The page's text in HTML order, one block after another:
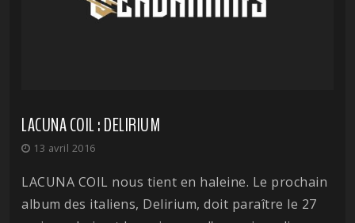
LACUNA COIL : DELIRIUM
13 avril 2016
LACUNA COIL nous tient en haleine. Le prochain
album des italiens, Delirium, doit paraître le 27